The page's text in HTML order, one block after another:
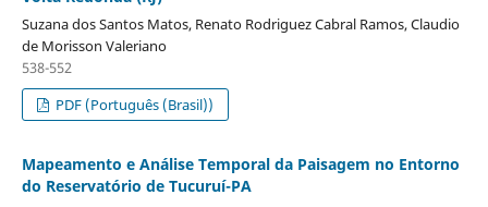
Suzana dos Santos Matos, Renato Rodriguez Cabral Ramos, Claudio
de Morisson Valeriano
538-552
PDF (Português (Brasil))
Mapeamento e Análise Temporal da Paisagem no Entorno
do Reservatório de Tucuruí-PA